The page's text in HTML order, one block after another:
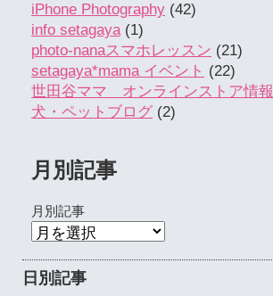
iPhone Photography (42)
info setagaya(1)
photo-nanaスマホレッスン (21)
setagaya*mama イベント (22)
世田谷ママ オンラインストア情報
犬・ペットブログ (2)
月別記事
月別記事
日別記事